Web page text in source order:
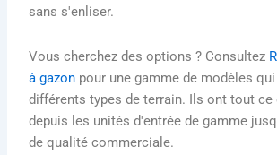
sans s'enliser.
Vous cherchez des options ? Consultez
à gazon pour une gamme de modèles
différents types de terrain. Ils ont tout ce
depuis les unités d'entrée de gamme
de qualité commerciale.